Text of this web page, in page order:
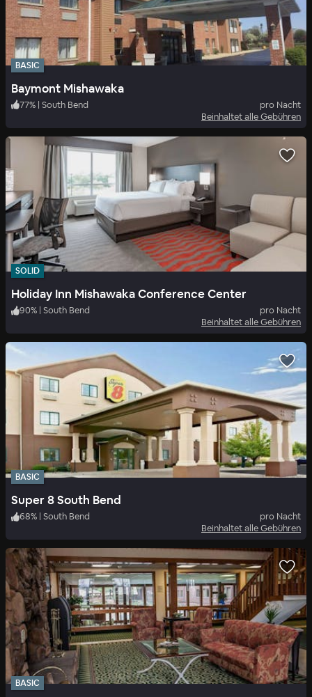
BASIC
Baymont Mishawaka
77% | South Bend
pro Nacht
Beinhaltet alle Gebühren
SOLID
Holiday Inn Mishawaka Conference Center
90% South Bend
pro Nacht
Beinhaltet alle Gebühren
BASIC
Super 8 South Bend
68% | South Bend
pro Nacht
Beinhaltet alle Gebühren
BASIC